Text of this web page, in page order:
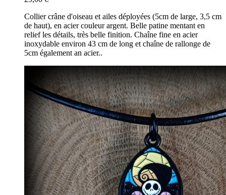
Collier crâne d'oiseau et ailes déployées (5cm de large, 3,5 cm
de haut), en acier couleur argent. Belle patine mentant en
relief les détails, très belle finition. Chaîne fine en acier
inoxydable environ 43 cm de long et chaîne de rallonge de
5cm également an acier..